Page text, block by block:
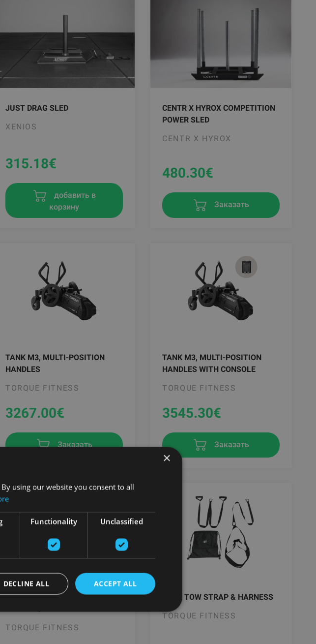
JUST DRAG SLED
XENIOS
315.18€
добавить в
корзину
CENTR X HYROX COMPETITION
POWER SLED
CENTR X HYROX
480.30€
Заказать
TANK M3, MULTI-POSITION
HANDLES
TORQUE FITNESS
3267.00€
Заказать
TANK M3, MULTI-POSITION
HANDLES WITH CONSOLE
TORQUE FITNESS
3545.30€
Заказать
SWIVEL ATTACHMENT FOR
TORQUE FITNESS
TANK TOW STRAP & HARNESS
TORQUE FITNESS
×
using our website you consent to all
Functionality Unclassified
ACCEPT ALL
DECLINE ALL